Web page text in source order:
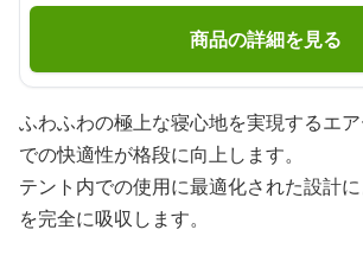
商品の詳細を見る
ふわふわの極上な寝心地を実現するエ
での快適性が格段に向上します。
テント内での使用に最適化された設計
を完全に吸収します。